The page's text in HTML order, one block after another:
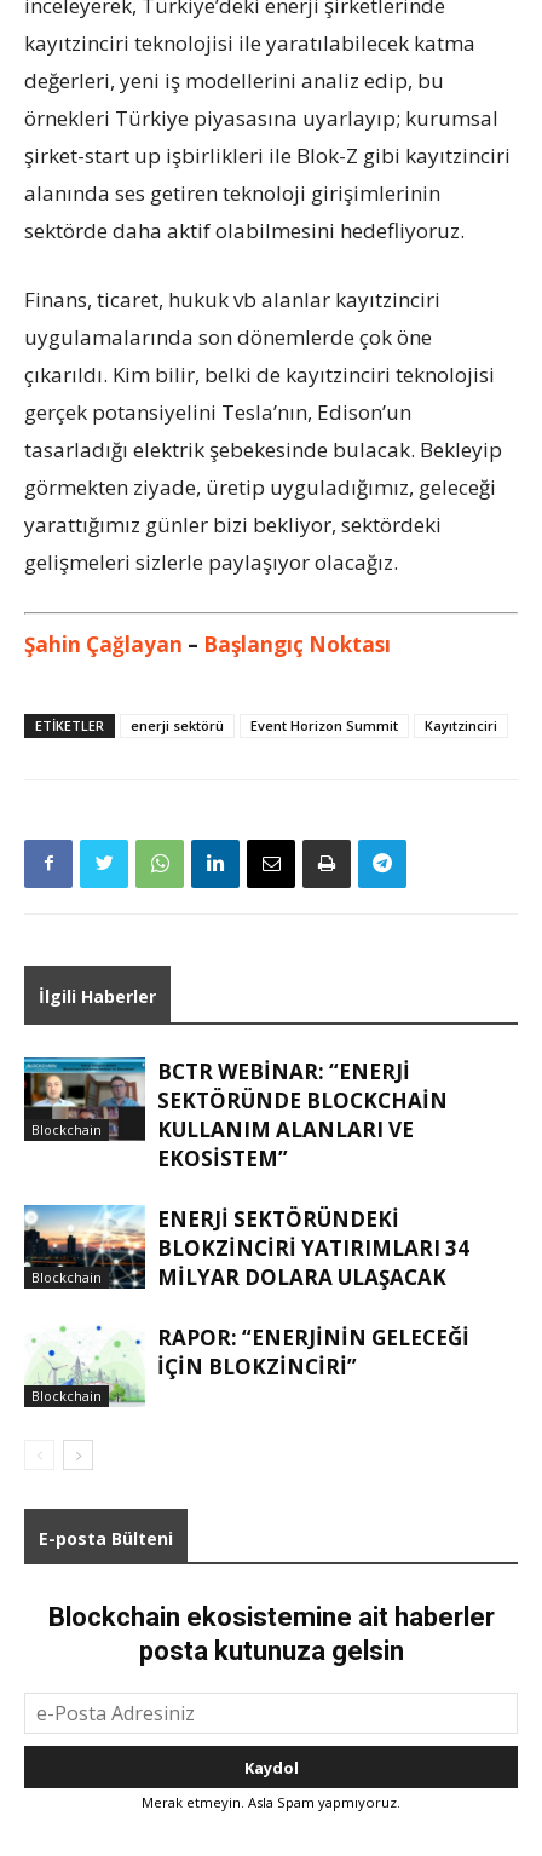
inceleyerek, Türkiye’deki enerji şirketlerinde
kayıtzinciri teknolojisi ile yaratılabilecek katma
değerleri, yeni iş modellerini analiz edip, bu
örnekleri Türkiye piyasasına uyarlayıp; kurumsal
şirket-start up işbirlikleri ile Blok-Z gibi kayıtzinciri
alanında ses getiren teknoloji girişimlerinin
sektörde daha aktif olabilmesini hedefliyoruz.
Finans, ticaret, hukuk vb alanlar kayıtzinciri
uygulamalarında son dönemlerde çok öne
çıkarıldı. Kim bilir, belki de kayıtzinciri teknolojisi
gerçek potansiyelini Tesla’nın, Edison’un
tasarladığı elektrik şebekesinde bulacak. Bekleyip
görmekten ziyade, üretip uyguladığımız, geleceği
yarattığımız günler bizi bekliyor, sektördeki
gelişmeleri sizlerle paylaşıyor olacağız.
Şahin Çağlayan – Başlangıç Noktası
ETIKETLER enerji sektörü Event Horizon Summit Kayıtzinciri
İlgili Haberler
Blockchain
BCTR WEBINAR: “ENERJI
SEKTÖRÜNDE BLOCKCHAIN
KULLANIM ALANLARI VE
EKOSISTEM”
Blockchain
ENERJI SEKTÖRÜNDEKI
BLOKZINCIRI YATIRIMLARI 34
MILYAR DOLARA ULAŞACAK
Blockchain
RAPOR: “ENERJININ GELECEĞI
IÇIN BLOKZINCIRI”
E-posta Bülteni
Blockchain ekosistemine ait haberler
posta kutunuza gelsin
Merak etmeyin. Asla Spam yapmıyoruz.